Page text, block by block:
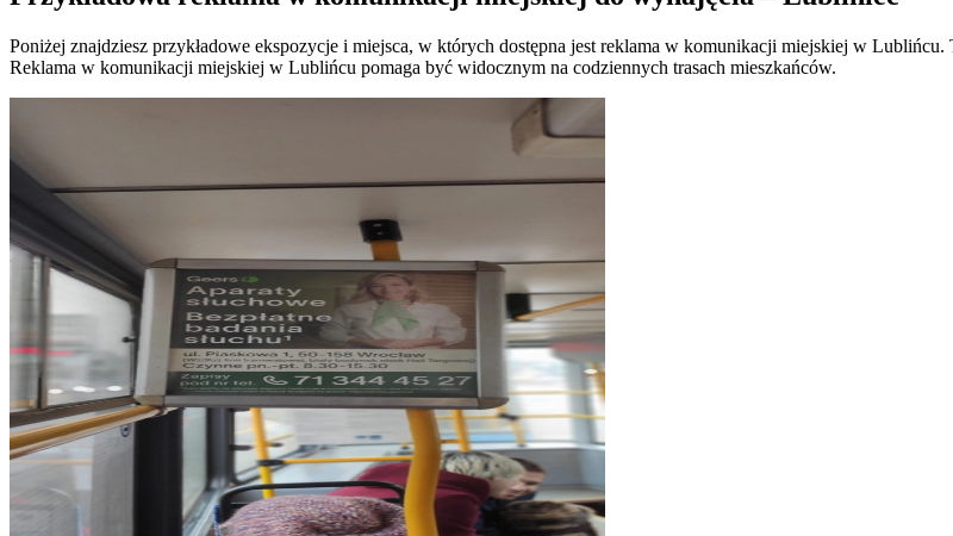
Poniżej znajdziesz przykładowe ekspozycje i miejsca, w których dostępna jest reklama w komunikacji miejskiej w
Reklama w komunikacji miejskiej w Lublińcu pomaga być widocznym na codziennych trasach mieszkańców.